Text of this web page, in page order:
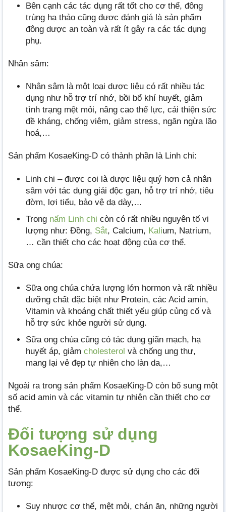
Bên cạnh các tác dụng rất tốt cho cơ thể, đông
trùng hạ thảo cũng được đánh giá là sản phẩm
đông dược an toàn và rất ít gây ra các tác dụng
phụ.
Nhân sâm:
Nhân sâm là một loại dược liệu có rất nhiều tác
dụng như hỗ trợ trí nhớ, bồi bổ khí huyết, giảm
tình trạng mệt mỏi, nâng cao thể lực, cải thiện sức
đề kháng, chống viêm, giảm stress, ngăn ngừa lão
hoá,…
Sản phẩm KosaeKing-D có thành phần là Linh chi:
Linh chi – được coi là dược liệu quý hơn cả nhân
sâm với tác dụng giải độc gan, hỗ trợ trí nhớ, tiêu
đờm, lợi tiểu, bảo vệ dạ dày,…
Trong nấm Linh chi còn có rất nhiều nguyên tố vi
lượng như: Đồng, Sắt, Calcium, Kalium, Natrium,
… cần thiết cho các hoạt động của cơ thể.
Sữa ong chúa:
Sữa ong chúa chứa lượng lớn hormon và rất nhiều
dưỡng chất đặc biệt như Protein, các Acid amin,
Vitamin và khoáng chất thiết yếu giúp củng cố và
hỗ trợ sức khỏe người sử dụng.
Sữa ong chúa cũng có tác dụng giãn mạch, hạ
huyết áp, giảm cholesterol và chống ung thư,
mang lại vẻ đẹp tự nhiên cho làn da,…
Ngoài ra trong sản phẩm KosaeKing-D còn bổ sung một
số acid amin và các vitamin tự nhiên cần thiết cho cơ
thể.
Đối tượng sử dụng
KosaeKing-D
Sản phẩm KosaeKing-D được sử dụng cho các đối
tượng:
Suy nhược cơ thể, mệt mỏi, chán ăn, những người